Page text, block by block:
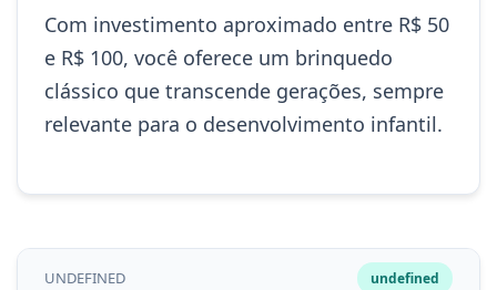
Com investimento aproximado entre R$ 50
e R$ 100, você oferece um brinquedo
clássico que transcende gerações, sempre
relevante para o desenvolvimento infantil.
UNDEFINED undefined